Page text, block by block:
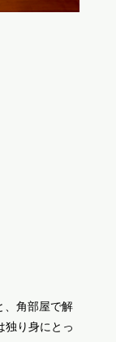
、角部屋で解
独り身にとっ